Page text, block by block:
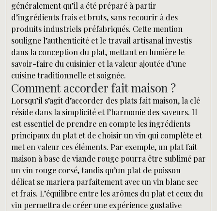
généralement qu’il a été préparé à partir
d’ingrédients frais et bruts, sans recourir à des
produits industriels préfabriqués. Cette mention
souligne l’authenticité et le travail artisanal investis
dans la conception du plat, mettant en lumière le
savoir-faire du cuisinier et la valeur ajoutée d’une
cuisine traditionnelle et soignée.
Comment accorder fait maison ?
Lorsqu’il s’agit d’accorder des plats fait maison, la clé
réside dans la simplicité et l’harmonie des saveurs. Il
est essentiel de prendre en compte les ingrédients
principaux du plat et de choisir un vin qui complète et
met en valeur ces éléments. Par exemple, un plat fait
maison à base de viande rouge pourra être sublimé par
un vin rouge corsé, tandis qu’un plat de poisson
délicat se mariera parfaitement avec un vin blanc sec
et frais. L’équilibre entre les arômes du plat et ceux du
vin permettra de créer une expérience gustative